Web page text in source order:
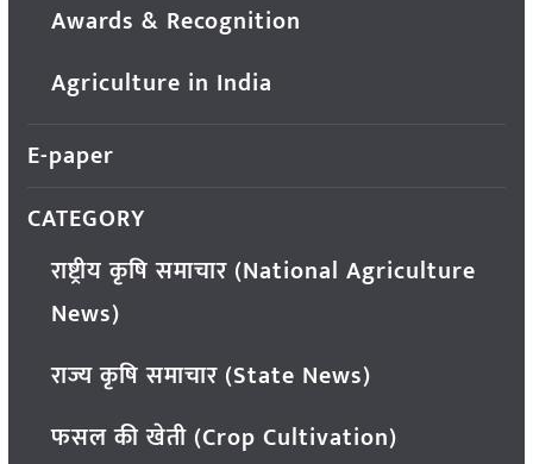
Awards & Recognition
Agriculture in India
E-paper
CATEGORY
राष्ट्रीय कृषि समाचार (National Agriculture
News)
राज्य कृषि समाचार (State News)
फसल की खेती (Crop Cultivation)